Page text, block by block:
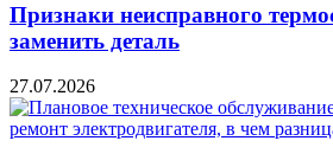
Признаки неисправного
заменить деталь
27.07.2026